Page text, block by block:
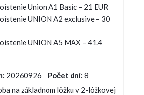
Union A1 Basic – 21 EUR
UNION A2 exclusive – 30
UNION A5 MAX – 41.4
20260926 Počet dní: 8
na základnom lôžku v 2-lôžkovej